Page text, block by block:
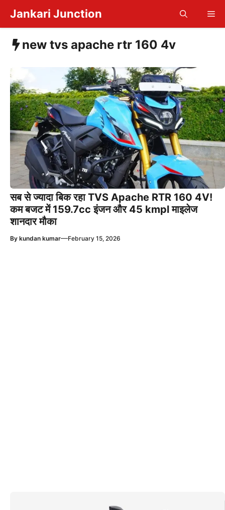
content
Jankari Junction
new tvs apache rtr 160 4v
सब से ज्यादा बिक रहा TVS Apache RTR 160 4V!
कम बजट में 159.7cc इंजन और 45 kmpl माइलेज
शानदार मौका
By kundan kumar—February 15, 2026